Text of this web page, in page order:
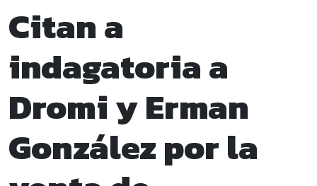
Citan a
indagatoria a
Dromi y Erman
González por la